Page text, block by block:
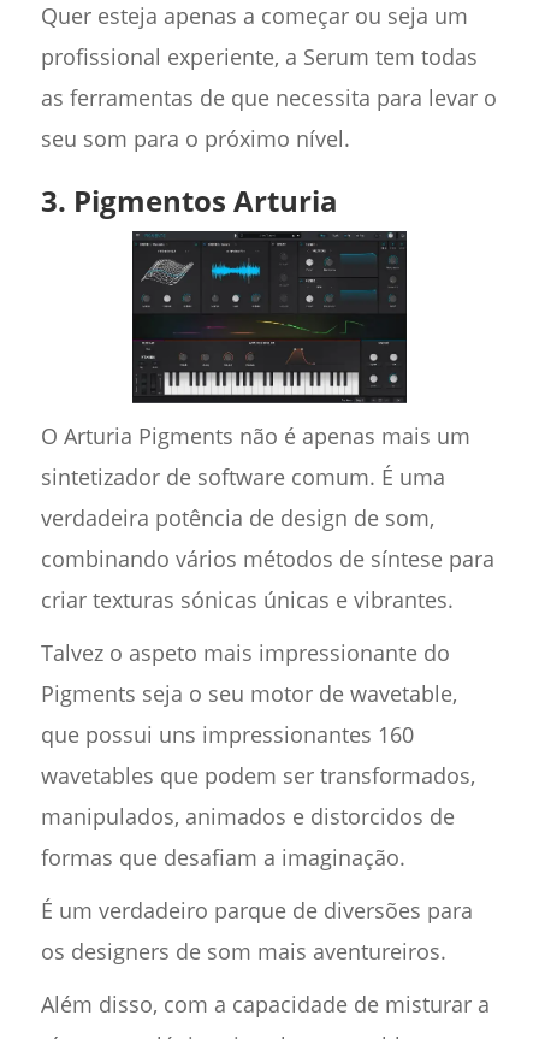
Quer esteja apenas a começar ou seja um
profissional experiente, a Serum tem todas
as ferramentas de que necessita para levar o
seu som para o próximo nível.
3. Pigmentos Arturia
O Arturia Pigments não é apenas mais um
sintetizador de software comum. É uma
verdadeira potência de design de som,
combinando vários métodos de síntese para
criar texturas sónicas únicas e vibrantes.
Talvez o aspeto mais impressionante do
Pigments seja o seu motor de wavetable,
que possui uns impressionantes 160
wavetables que podem ser transformados,
manipulados, animados e distorcidos de
formas que desafiam a imaginação.
É um verdadeiro parque de diversões para
os designers de som mais aventureiros.
Além disso, com a capacidade de misturar a